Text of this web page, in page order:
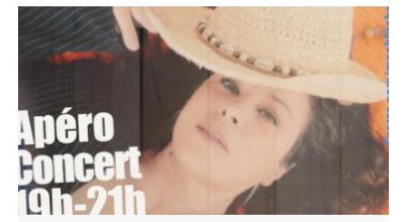
Apéro Concert avec Ma's Blue Key au Gite L'Arc en Ciel.